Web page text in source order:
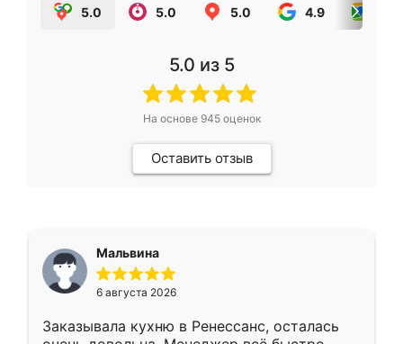
5.0 5.0 5.0 4.9
5.0 из 5
На основе 945оценок
Оставить отзыв
Мальвина
6 августа 2026
Заказывала кухню в Ренессанс, осталась